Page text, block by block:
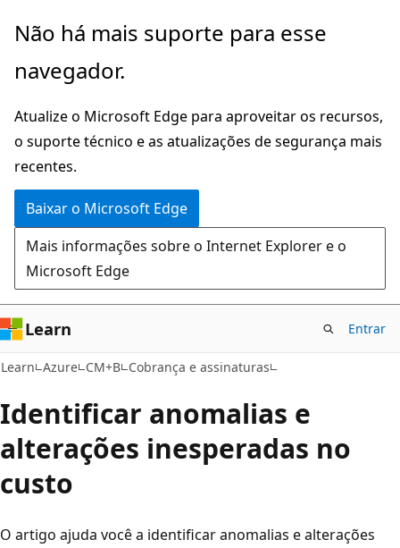
Pular
o
principal
Não há mais suporte para esse
navegador.
Atualize o Microsoft Edge para aproveitar os recursos,
o suporte técnico e as atualizações de segurança mais
recentes.
Baixar o Microsoft Edge
Mais informações sobre o Internet Explorer e o
Microsoft Edge
Learn Entrar
Learn Azure CM+B Cobrança e assinaturas
Identificar anomalias e
alterações inesperadas no
custo
O artigo ajuda você a identificar anomalias e alterações